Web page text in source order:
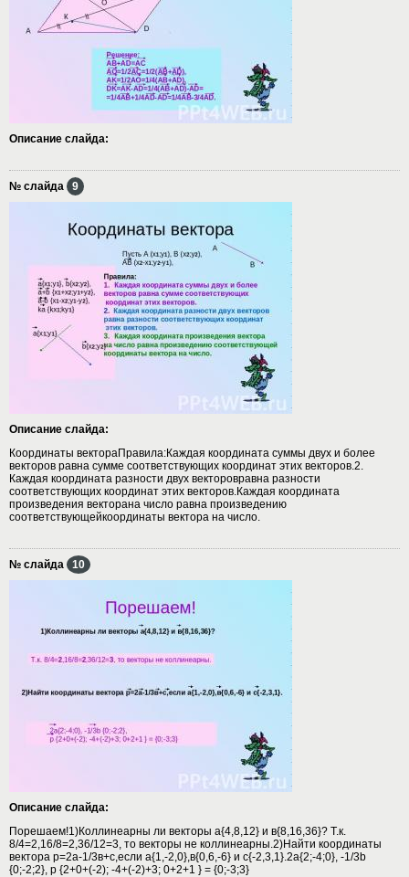
Описание слайда:
№ слайда 9
Описание слайда:
Координаты вектораПравила:Каждая координата суммы двух и более
векторов равна сумме соответствующих координат этих векторов.2.
Каждая координата разности двух векторовравна разности
соответствующих координат этих векторов.Каждая координата
произведения векторана число равна произведению
соответствующейкоординаты вектора на число.
№ слайда 10
Описание слайда:
Порешаем!1)Коллинеарны ли векторы а{4,8,12} и в{8,16,36}? Т.к.
8/4=2,16/8=2,36/12=3, то векторы не коллинеарны.2)Найти координаты
вектора р=2а-1/3в+с,если а{1,-2,0},в{0,6,-6} и с{-2,3,1}.2a{2;-4;0}, -1/3b
{0;-2;2}, p {2+0+(-2); -4+(-2)+3; 0+2+1 } = {0;-3;3}